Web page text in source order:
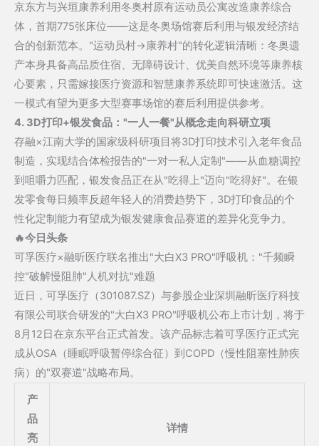
京东方与兴垣康养利用冬奥村原有运动员公寓改造康养综合
体，首期775张床位——这是冬奥场馆赛后利用与银发经济结
合的创新范本。"运动员村→康养村"的转化逻辑清晰：冬奥遗
产本身具备高品质住宿、无障碍设计、优美自然环境等康养核
心要素，只需嫁接医疗资源和智慧康养系统即可快速激活。这
一模式有望为更多大型赛事场馆的赛后利用提供参考。
4. 3D打印+银发食品："一人一餐"从概念走向科研立项
存融×江南大学的国家级科研项目将3D打印技术引入老年食品
制造，实现结合体检报告的"一对一私人定制"——从血糖调控
到咀嚼力匹配，银发食品正在从"吃得上"迈向"吃得好"。在银
发零食每日频率反超年轻人的消费趋势下，3D打印食品的个
性化定制能力有望成为银发健康食品赛道的差异化竞争力。
🔥今日头条
可孚医疗×融昕医疗联名推出"大白X3 PRO"呼吸机："千频瞬
控"破解慢阻肺"人机对抗"难题
近日，可孚医疗（301087.SZ）与参股企业深圳融昕医疗科技
有限公司联合研发的"大白X3 PRO"呼吸机公布上市计划，将于
8月12日在京东平台正式首发。该产品标志着可孚医疗正式完
成从OSA（睡眠呼吸暂停综合征）到COPD（慢性阻塞性肺疾
病）的"双赛道"战略布局。
产
品
亮
详情
人
市
场
首
破
16
亿
元